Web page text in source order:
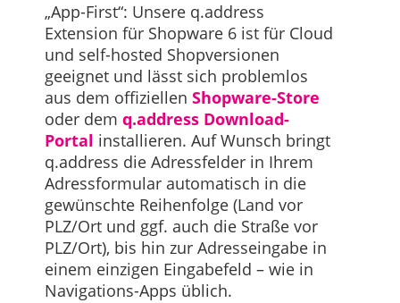
„App-First“: Unsere q.address
Extension für Shopware 6 ist für Cloud
und self-hosted Shopversionen
geeignet und lässt sich problemlos
aus dem offiziellen Shopware-Store
oder dem q.address Download-
Portal installieren. Auf Wunsch bringt
q.address die Adressfelder in Ihrem
Adressformular automatisch in die
gewünschte Reihenfolge (Land vor
PLZ/Ort und ggf. auch die Straße vor
PLZ/Ort), bis hin zur Adresseingabe in
einem einzigen Eingabefeld – wie in
Navigations-Apps üblich.